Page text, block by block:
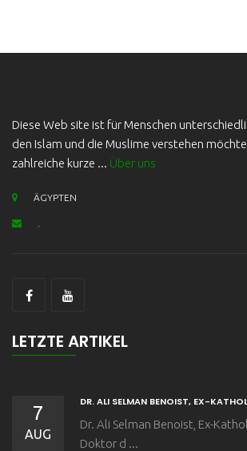
Diese Web site ist für Menschen
den Islam und die Muslime verstehen
zahlreiche kurze ... Über uns
ÄGYPTEN
LETZTE ARTIKEL
7
AUG
DR. ALI SELMAN BENOIST, EX-
Dr. Ali Selman Benoist, Ex-
Doktor d ...